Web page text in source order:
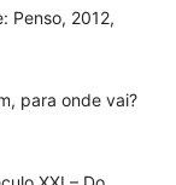
Penso, 2012,
para onde vai?